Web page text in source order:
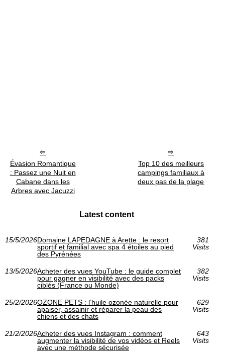
Évasion Romantique
: Passez une Nuit en
Cabane dans les
Arbres avec Jacuzzi
Top 10 des meilleurs
campings familiaux à
deux pas de la plage
Latest content
15/5/2026Domaine LAPEDAGNE à Arette : le resort
sportif et familial avec spa 4 étoiles au pied
des Pyrénées
381
Visits
13/5/2026Acheter des vues YouTube : le guide complet
pour gagner en visibilité avec des packs
ciblés (France ou Monde)
382
Visits
25/2/2026OZONE PETS : l’huile ozonée naturelle pour
apaiser, assainir et réparer la peau des
chiens et des chats
629
Visits
21/2/2026Acheter des vues Instagram : comment
augmenter la visibilité de vos vidéos et Reels
avec une méthode sécurisée
643
Visits